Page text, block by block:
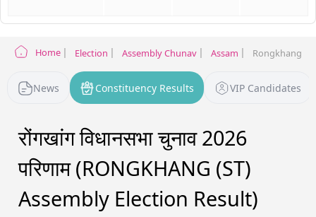
Home Election Assembly Chunav Assam Rongkhang
News Constituency Results VIP Candidates
रोंगखांग विधानसभा चुनाव 2026
परिणाम (RONGKHANG (ST)
Assembly Election Result)